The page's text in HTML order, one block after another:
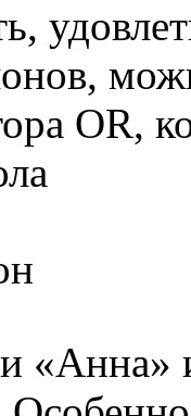
OR,
«Анна»